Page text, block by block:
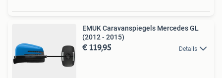
EMUK Caravanspiegels Mercedes GL
(2012 - 2015)
€ 119,95 Details